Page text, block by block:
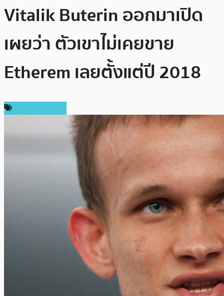
Vitalik Buterin ออกมาเปิด
เผยว่า ตัวเขาไม่เคยขาย
Etherem เลยตั้งแต่ปี 2018